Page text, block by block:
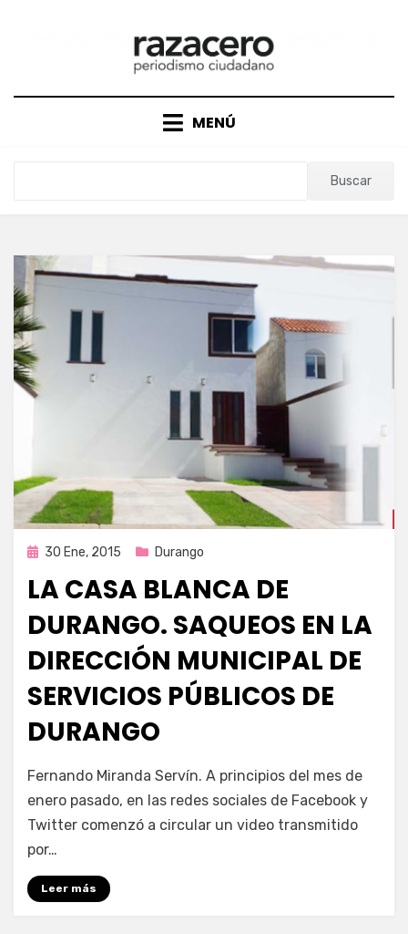
MENÚ
Buscar
Publicada
30 Ene, 2015 Durango
LA CASA BLANCA DE
DURANGO. SAQUEOS EN LA
DIRECCIÓN MUNICIPAL DE
SERVICIOS PÚBLICOS DE
DURANGO
Enrique
Fernando Miranda Servín. A principios del mes de
enero pasado, en las redes sociales de Facebook y
Twitter comenzó a circular un video transmitido
por…
Leer más